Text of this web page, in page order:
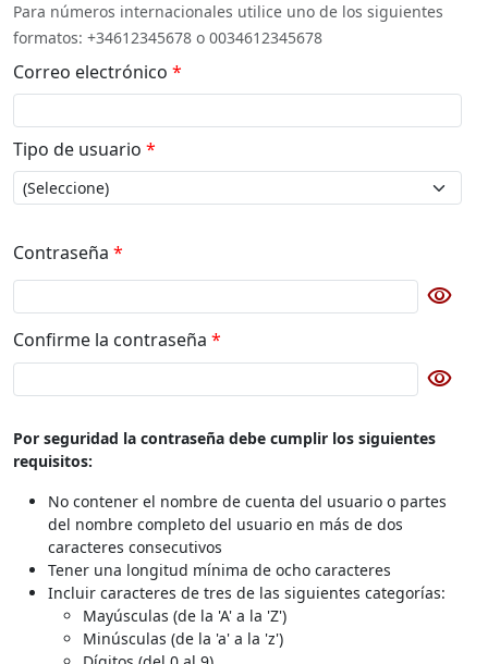
Para números internacionales utilice uno de los siguientes
formatos: +34612345678 o 0034612345678
Correo electrónico *
Tipo de usuario *
Contraseña *
visibility
Botón para cambiar la visibilidad de la contraseña
Confirme la contraseña *
visibility
Botón para cambiar la visibilidad de la contraseña de
Por seguridad la contraseña debe cumplir los siguientes
requisitos:
No contener el nombre de cuenta del usuario o partes
del nombre completo del usuario en más de dos
caracteres consecutivos
Tener una longitud mínima de ocho caracteres
Incluir caracteres de tres de las siguientes categorías:
Mayúsculas (de la 'A' a la 'Z')
Minúsculas (de la 'a' a la 'z')